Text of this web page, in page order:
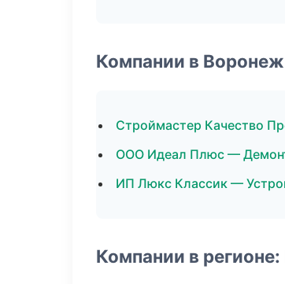
Компании в Воронеж
Строймастер Качество
ООО Идеал Плюс —
ИП Люкс Классик —
Компании в